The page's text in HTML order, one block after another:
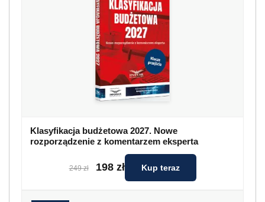
Klasyfikacja budżetowa 2027. Nowe
rozporządzenie z komentarzem eksperta
249 zł 198 zł Kup teraz